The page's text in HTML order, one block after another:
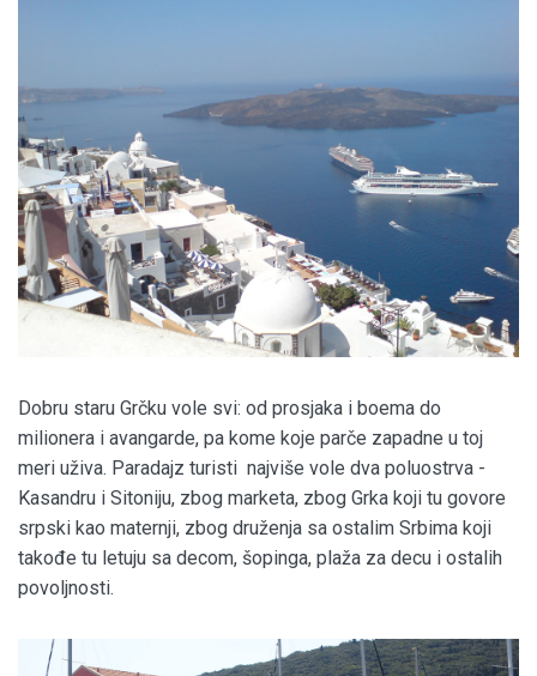
Dobru staru Grčku vole svi: od prosjaka i boema do
milionera i avangarde, pa kome koje parče zapadne u toj
meri uživa. Paradajz turisti najviše vole dva poluostrva -
Kasandru i Sitoniju, zbog marketa, zbog Grka koji tu govore
srpski kao maternji, zbog druženja sa ostalim Srbima koji
takođe tu letuju sa decom, šopinga, plaža za decu i ostalih
povoljnosti.